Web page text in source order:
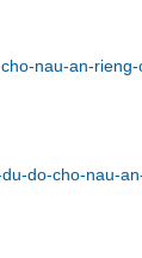
nau-an-rieng-
do-cho-nau-